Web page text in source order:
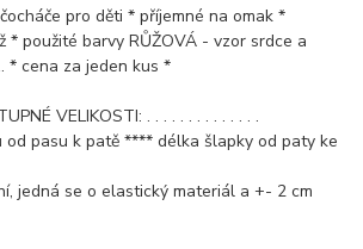
pro děti * příjemné na omak *
* použité barvy RŮŽOVÁ - vzor srdce a
* cena za jeden kus *
VELIKOSTI: . . . . . . . . . . . . . .
pasu k patě **** délka šlapky od paty ke
jedná se o elastický materiál a +- 2 cm